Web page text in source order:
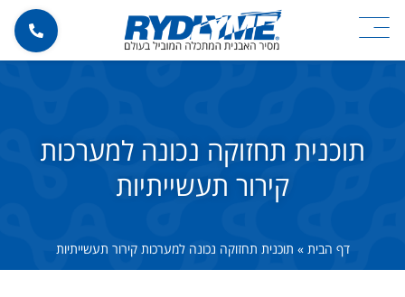
תוכנית תחזוקה נכונה למערכות
קירור תעשייתיות
דף הבית » תוכנית תחזוקה נכונה למערכות קירור תעשייתיות